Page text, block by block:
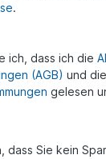
.
ich, dass ich die
(AGB) und die
gelesen
dass Sie kein